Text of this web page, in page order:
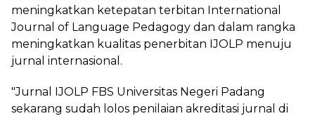
meningkatkan ketepatan terbitan International
Journal of Language Pedagogy dan dalam rangka
meningkatkan kualitas penerbitan IJOLP menuju
jurnal internasional.
"Jurnal IJOLP FBS Universitas Negeri Padang
sekarang sudah lolos penilaian akreditasi jurnal di